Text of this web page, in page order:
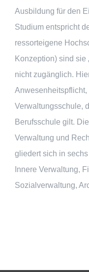
Ausbildung für den
Studium entspricht
ressorteigene
Konzeption) sind sie
nicht zugänglich.
Verwaltungsschule,
Berufsschule gilt.
Verwaltung und
gliedert sich in
Innere Verwaltung,
Sozialverwaltung,